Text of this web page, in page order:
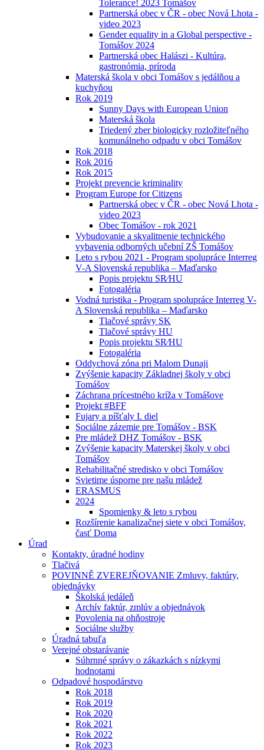
Tolerance! 2023 Tomášov
Partnerská obec v ČR - obec Nová Lhota -
video 2023
Gender equality in a Global perspective -
Tomášov 2024
Partnerská obec Halászi - Kultúra,
gastronómia, príroda
Materská škola v obci Tomášov s jedálňou a
kuchyňou
Rok 2019
Sunny Days with European Union
Materská škola
Triedený zber biologicky rozložiteľného
komunálneho odpadu v obci Tomášov
Rok 2018
Rok 2016
Rok 2015
Projekt prevencie kriminality
Program Europe for Citizens
Partnerská obec v ČR - obec Nová Lhota -
video 2023
Obec Tomášov - rok 2021
Vybudovanie a skvalitnenie technického
vybavenia odborných učební ZŠ Tomášov
Leto s rybou 2021 - Program spolupráce Interreg
V-A Slovenská republika – Maďarsko
Popis projektu SR⁄HU
Fotogaléria
Vodná turistika - Program spolupráce Interreg V-
A Slovenská republika – Maďarsko
Tlačové správy SK
Tlačové správy HU
Popis projektu SR⁄HU
Fotogaléria
Oddychová zóna pri Malom Dunaji
Zvýšenie kapacity Základnej školy v obci
Tomášov
Záchrana prícestného kríža v Tomášove
Projekt #BFF
Fujary a píšťaly I. diel
Sociálne zázemie pre Tomášov - BSK
Pre mládež DHZ Tomášov - BSK
Zvýšenie kapacity Materskej školy v obci
Tomášov
Rehabilitačné stredisko v obci Tomášov
Svietime úsporne pre našu mládež
ERASMUS
2024
Spomienky & leto s rybou
Rozšírenie kanalizačnej siete v obci Tomášov,
časť Doma
Úrad
Kontakty, úradné hodiny
Tlačivá
POVINNĚ ZVEREJŇOVANIE Zmluvy, faktúry,
objednávky
Školská jedáleň
Archív faktúr, zmlúv a objednávok
Povolenia na ohňostroje
Sociálne služby
Úradná tabuľa
Verejné obstarávanie
Súhrnné správy o zákazkách s nízkymi
hodnotami
Odpadové hospodárstvo
Rok 2018
Rok 2019
Rok 2020
Rok 2021
Rok 2022
Rok 2023